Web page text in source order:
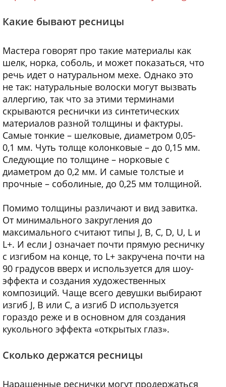
Какие бывают ресницы
Мастера говорят про такие материалы как
шелк, норка, соболь, и может показаться, что
речь идет о натуральном мехе. Однако это
не так: натуральные волоски могут вызвать
аллергию, так что за этими терминами
скрываются реснички из синтетических
материалов разной толщины и фактуры.
Самые тонкие – шелковые, диаметром 0,05-
0,1 мм. Чуть толще колонковые – до 0,15 мм.
Следующие по толщине – норковые с
диаметром до 0,2 мм. И самые толстые и
прочные – соболиные, до 0,25 мм толщиной.
Помимо толщины различают и вид завитка.
От минимального закругления до
максимального считают типы J, B, C, D, U, L и
L+. И если J означает почти прямую ресничку
с изгибом на конце, то L+ закручена почти на
90 градусов вверх и используется для шоу-
эффекта и создания художественных
композиций. Чаще всего девушки выбирают
изгиб J, B или C, а изгиб D используется
гораздо реже и в основном для создания
кукольного эффекта «открытых глаз».
Сколько держатся ресницы
Наращенные реснички могут продержаться